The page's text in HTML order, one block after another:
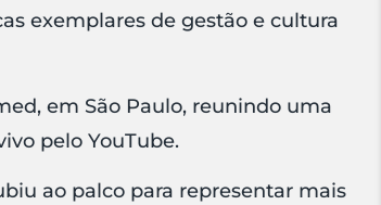
exemplares de gestão e cultura
em São Paulo, reunindo uma
pelo YouTube.
ao palco para representar mais